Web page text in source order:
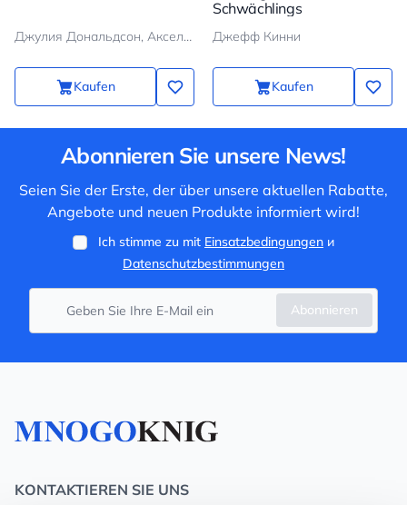
Джулия Дональдсон, Аксель Шеффлер
Kaufen
Schwächlings
Джефф Кинни
Kaufen
Abonnieren Sie unsere News!
Seien Sie der Erste, der über unsere aktuellen Rabatte,
Angebote und neuen Produkte informiert wird!
Ich stimme zu mit Einsatzbedingungen и
Datenschutzbestimmungen
Abonnieren
KONTAKTIEREN SIE UNS